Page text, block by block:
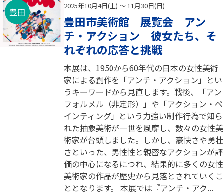
豊田
2025年10月4日(土) ～ 11月30日(日)
豊田市美術館 展覧会 アン
チ・アクション 彼女たち、そ
れぞれの応答と挑戦
本展は、1950から60年代の日本の女性美術
家による創作を「アンチ・アクション」とい
うキーワードから見直します。戦後、「アン
フォルメル（非定形）」や「アクション・ペ
インティング」という力強い制作行為で知ら
れた抽象美術が一世を風靡し、数々の女性美
術家が台頭しました。しかし、豪快さや勇壮
さといった、男性性と親密なアクションが評
価の中心になるにつれ、結果的に多くの女性
美術家の作品が歴史から見落とされていくこ
ととなります。 本展では『アンチ・アク...